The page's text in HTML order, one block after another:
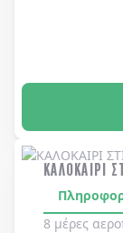
ΚΑΛΟΚΑΙΡΙ
8 μέρες